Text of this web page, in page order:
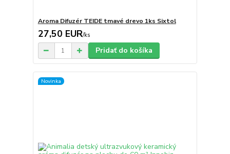
Aroma Difuzér TEIDE tmavé drevo 1ks Sixtol
27,50 EUR/ks
Pridať do košíka
Novinka